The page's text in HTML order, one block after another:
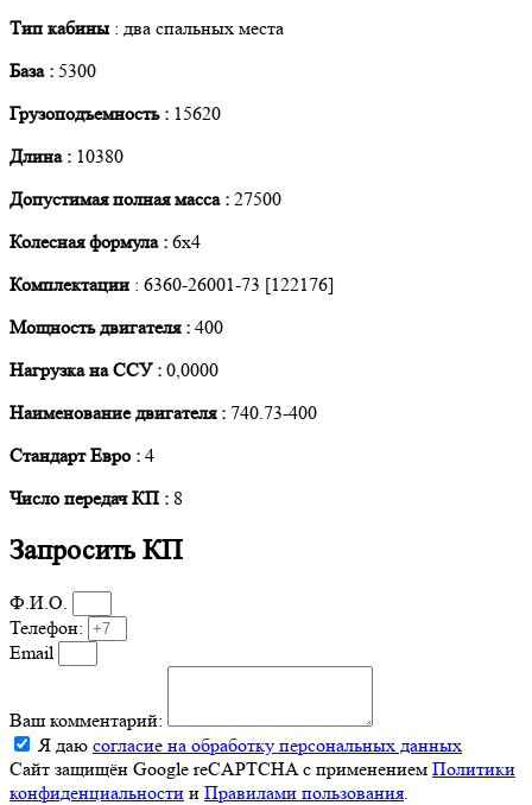
Тип кабины : два спальных места
База : 5300
Грузоподъемность : 15620
Длина : 10380
Допустимая полная масса : 27500
Колесная формула : 6х4
Комплектации : 6360-26001-73 [122176]
Мощность двигателя : 400
Нагрузка на ССУ : 0,0000
Наименование двигателя : 740.73-400
Стандарт Евро : 4
Число передач КП : 8
Запросить КП
Ф.И.О.
Телефон:
Email
Ваш комментарий:
Я даю согласие на обработку персональных данных
Сайт защищён Google reCAPTCHA с применением Политики
конфиденциальности и Правилами пользования.